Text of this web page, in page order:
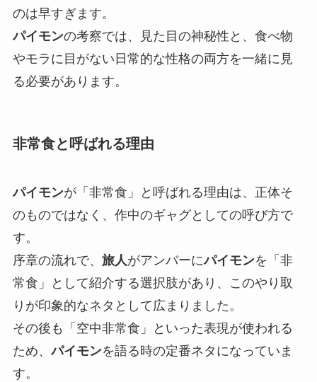
のは早すぎます。
パイモンの考察では、見た目の神秘性と、食べ物
やモラに目がない日常的な性格の両方を一緒に見
る必要があります。
非常食と呼ばれる理由
パイモンが「非常食」と呼ばれる理由は、正体そ
のものではなく、作中のギャグとしての呼び方で
す。
序章の流れで、 旅人がアンバーにパイモンを「非
常食」として紹介する選択肢があり、このやり取
りが印象的なネタとして広まりました。
その後も「空中非常食」といった表現が使われる
ため、パイモンを語る時の定番ネタになっていま
す。